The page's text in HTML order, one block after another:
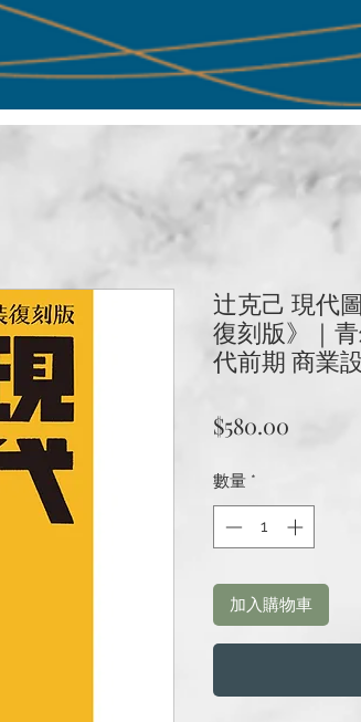
辻克己 現代
復刻版》｜
代前期 商業
$580.00
數量 *
加入購物車